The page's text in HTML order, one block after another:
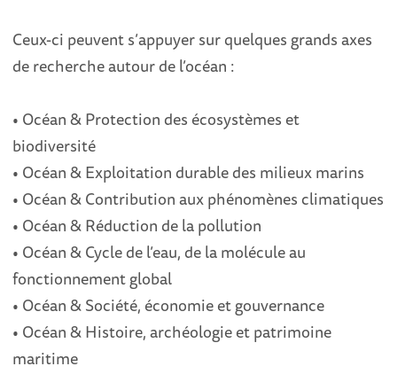
Ceux-ci peuvent s’appuyer sur quelques grands axes
de recherche autour de l’océan :
• Océan & Protection des écosystèmes et
biodiversité
• Océan & Exploitation durable des milieux marins
• Océan & Contribution aux phénomènes climatiques
• Océan & Réduction de la pollution
• Océan & Cycle de l’eau, de la molécule au
fonctionnement global
• Océan & Société, économie et gouvernance
• Océan & Histoire, archéologie et patrimoine
maritime